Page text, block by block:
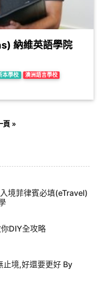
納維英語學院
本學校
澳洲語言學校
頁 »
境菲律賓必填(eTravel)
DIY全攻略
境,好還要更好 By